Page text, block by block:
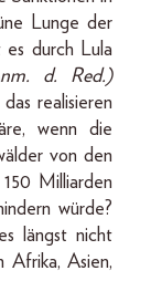
Lunge der
es durch Lula
d. Red.)
realisieren
wenn die
von den
150 Milliarden
würde?
längst nicht
Afrika, Asien,